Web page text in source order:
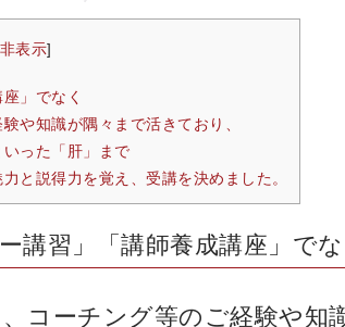
非表示
」でなく
や知識が隅々まで活きており、
った「肝」まで
と説得力を覚え、受講を決めました。
講習」「講師養成講座」でな
コーチング等のご経験や知